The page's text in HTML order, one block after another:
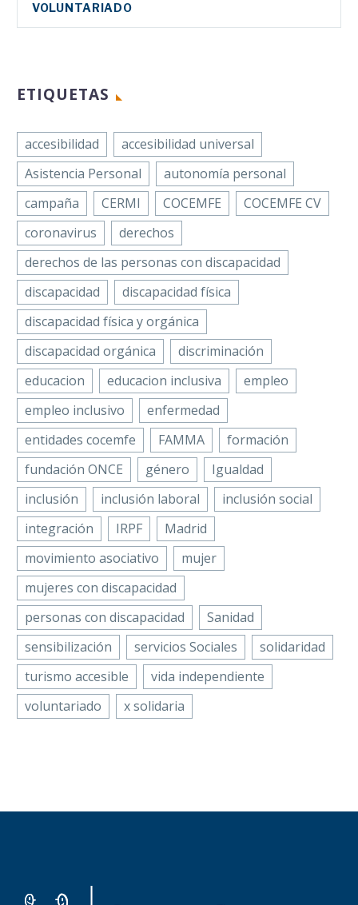
VOLUNTARIADO
ETIQUETAS
accesibilidad
accesibilidad universal
Asistencia Personal
autonomía personal
campaña
CERMI COCEMFE
COCEMFE CV
coronavirus
derechos
derechos de las personas con discapacidad
discapacidad
discapacidad física
discapacidad física y orgánica
discapacidad orgánica
discriminación
educacion
educacion inclusiva
empleo
empleo inclusivo
enfermedad
entidades cocemfe
FAMMA
formación
fundación ONCE
género
Igualdad
inclusión
inclusión laboral
inclusión social
integración
IRPF
Madrid
movimiento asociativo
mujer
mujeres con discapacidad
personas con discapacidad
Sanidad
sensibilización
servicios Sociales
solidaridad
turismo accesible
vida independiente
voluntariado
x solidaria